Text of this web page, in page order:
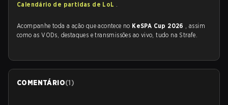
Calendário de partidas de LoL .
Acompanhe toda a ação que acontece no KeSPA Cup 2026 , assim
como as VODs, destaques e transmissões ao vivo, tudo na Strafe.
COMENTÁRIO(1)